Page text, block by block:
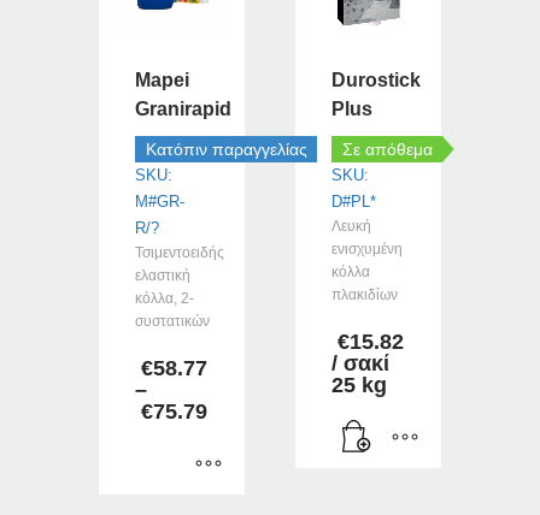
Mapei
Granirapid
Κατόπιν παραγγελίας
SKU:
M#GR-
R/?
Τσιμεντοειδής
ελαστική
κόλλα, 2-
συστατικών
€58.77
–
€75.79
range:
Durostick
Plus
Σε απόθεμα
SKU:
D#PL*
Λευκή
ενισχυμένη
κόλλα
πλακιδίων
€15.82
/ σακί
25 kg